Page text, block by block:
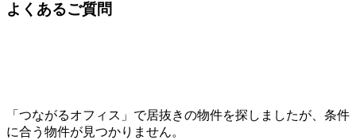
よくあるご質問
「つながるオフィス」で居抜きの物件を探しましたが、条件
に合う物件が見つかりません。